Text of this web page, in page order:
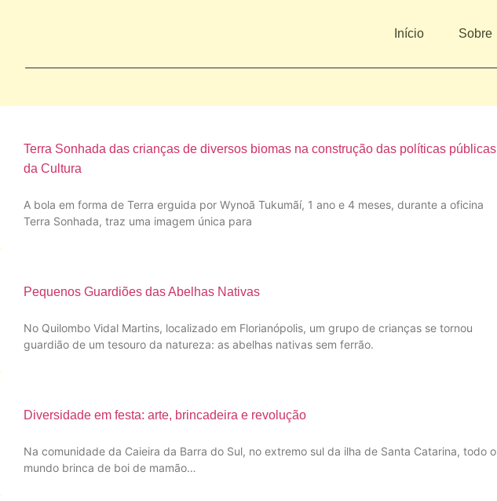
Início Sobre
Terra Sonhada das crianças de diversos biomas na construção das políticas públicas
da Cultura
A bola em forma de Terra erguida por Wynoã Tukumãí, 1 ano e 4 meses, durante a oficina
Terra Sonhada, traz uma imagem única para
Pequenos Guardiões das Abelhas Nativas
No Quilombo Vidal Martins, localizado em Florianópolis, um grupo de crianças se tornou
guardião de um tesouro da natureza: as abelhas nativas sem ferrão.
Diversidade em festa: arte, brincadeira e revolução
Na comunidade da Caieira da Barra do Sul, no extremo sul da ilha de Santa Catarina, todo o
mundo brinca de boi de mamão…